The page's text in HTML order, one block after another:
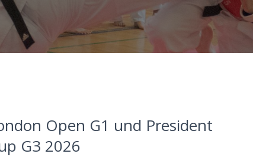
Open G1 und President
G3 2026